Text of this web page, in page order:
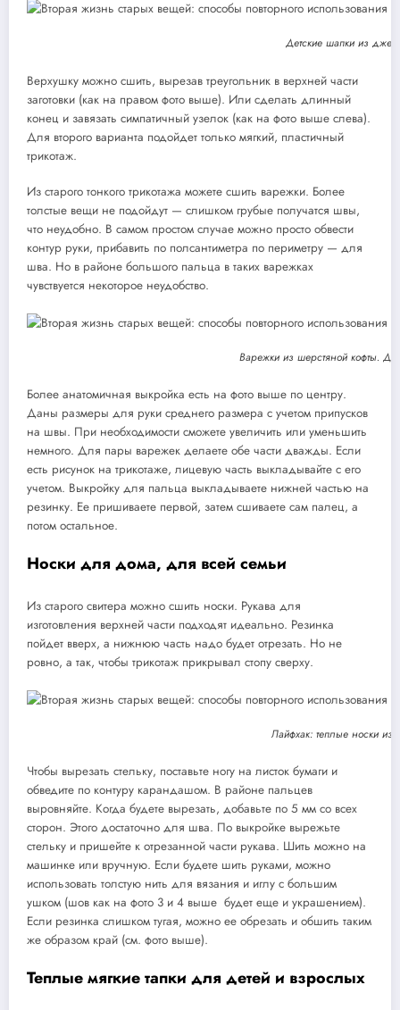
Детские шапки из
Верхушку можно сшить, вырезав треугольник в верхней части
заготовки (как на правом фото выше). Или сделать длинный
конец и завязать симпатичный узелок (как на фото выше слева).
Для второго варианта подойдет только мягкий, пластичный
трикотаж.
Из старого тонкого трикотажа можете сшить варежки. Более
толстые вещи не подойдут — слишком грубые получатся швы,
что неудобно. В самом простом случае можно просто обвести
контур руки, прибавить по полсантиметра по периметру — для
шва. Но в районе большого пальца в таких варежках
чувствуется некоторое неудобство.
Варежки из шерстяной кофты.
Более анатомичная выкройка есть на фото выше по центру.
Даны размеры для руки среднего размера с учетом припусков
на швы. При необходимости сможете увеличить или уменьшить
немного. Для пары варежек делаете обе части дважды. Если
есть рисунок на трикотаже, лицевую часть выкладывайте с его
учетом. Выкройку для пальца выкладываете нижней частью на
резинку. Ее пришиваете первой, затем сшиваете сам палец, а
потом остальное.
Носки для дома, для всей семьи
Из старого свитера можно сшить носки. Рукава для
изготовления верхней части подходят идеально. Резинка
пойдет вверх, а нижнюю часть надо будет отрезать. Но не
ровно, а так, чтобы трикотаж прикрывал стопу сверху.
Лайфхак: теплые носки из
Чтобы вырезать стельку, поставьте ногу на листок бумаги и
обведите по контуру карандашом. В районе пальцев
выровняйте. Когда будете вырезать, добавьте по 5 мм со всех
сторон. Этого достаточно для шва. По выкройке вырежьте
стельку и пришейте к отрезанной части рукава. Шить можно на
машинке или вручную. Если будете шить руками, можно
использовать толстую нить для вязания и иглу с большим
ушком (шов как на фото 3 и 4 выше будет еще и украшением).
Если резинка слишком тугая, можно ее обрезать и обшить таким
же образом край (см. фото выше).
Теплые мягкие тапки для детей и взрослых